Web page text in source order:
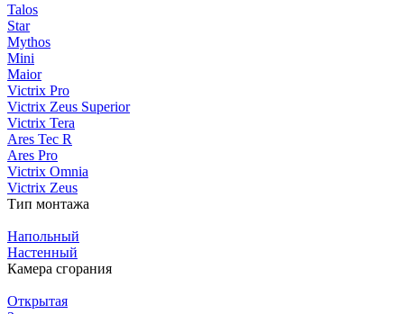
Talos
Star
Mythos
Mini
Maior
Victrix Pro
Victrix Zeus Superior
Victrix Tera
Ares Tec R
Ares Pro
Victrix Omnia
Victrix Zeus
Тип монтажа
Напольный
Настенный
Камера сгорания
Открытая